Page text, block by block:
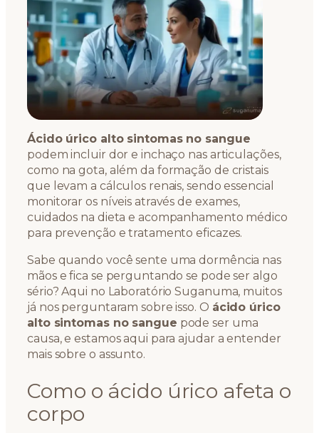
Ácido úrico alto sintomas no sangue
podem incluir dor e inchaço nas articulações,
como na gota, além da formação de cristais
que levam a cálculos renais, sendo essencial
monitorar os níveis através de exames,
cuidados na dieta e acompanhamento médico
para prevenção e tratamento eficazes.
Sabe quando você sente uma dormência nas
mãos e fica se perguntando se pode ser algo
sério? Aqui no Laboratório Suganuma, muitos
já nos perguntaram sobre isso. O ácido úrico
alto sintomas no sangue pode ser uma
causa, e estamos aqui para ajudar a entender
mais sobre o assunto.
Como o ácido úrico afeta o
corpo